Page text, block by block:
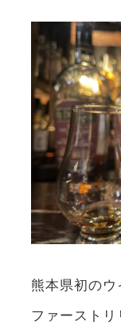
熊本県初の
ファーストリ